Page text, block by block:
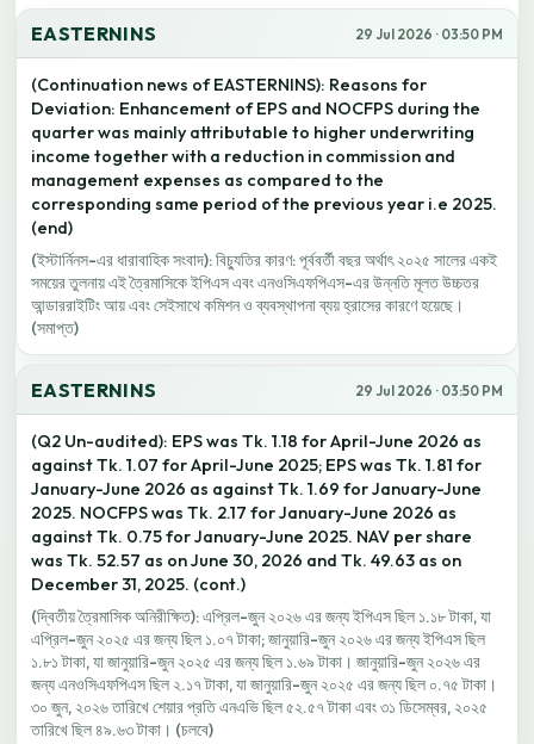
EASTERNINS 29 Jul 2026 · 03:50 PM
(Continuation news of EASTERNINS): Reasons for
Deviation: Enhancement of EPS and NOCFPS during the
quarter was mainly attributable to higher underwriting
income together with a reduction in commission and
management expenses as compared to the
corresponding same period of the previous year i.e 2025.
(end)
(ইস্টার্নিনস-এর ধারাবাহিক সংবাদ): বিচ্যুতির কারণ: পূর্ববর্তী বছর অর্থাৎ ২০২৫ সালের একই
সময়ের তুলনায় এই ত্রৈমাসিকে ইপিএস এবং এনওসিএফপিএস-এর উন্নতি মূলত উচ্চতর
আন্ডাররাইটিং আয় এবং সেইসাথে কমিশন ও ব্যবস্থাপনা ব্যয় হ্রাসের কারণে হয়েছে।
(সমাপ্ত)
EASTERNINS 29 Jul 2026 · 03:50 PM
(Q2 Un-audited): EPS was Tk. 1.18 for April-June 2026 as
against Tk. 1.07 for April-June 2025; EPS was Tk. 1.81 for
January-June 2026 as against Tk. 1.69 for January-June
2025. NOCFPS was Tk. 2.17 for January-June 2026 as
against Tk. 0.75 for January-June 2025. NAV per share
was Tk. 52.57 as on June 30, 2026 and Tk. 49.63 as on
December 31, 2025. (cont.)
(দ্বিতীয় ত্রৈমাসিক অনিরীক্ষিত): এপ্রিল-জুন ২০২৬ এর জন্য ইপিএস ছিল ১.১৮ টাকা, যা
এপ্রিল-জুন ২০২৫ এর জন্য ছিল ১.০৭ টাকা; জানুয়ারি-জুন ২০২৬ এর জন্য ইপিএস ছিল
১.৮১ টাকা, যা জানুয়ারি-জুন ২০২৫ এর জন্য ছিল ১.৬৯ টাকা। জানুয়ারি-জুন ২০২৬ এর
জন্য এনওসিএফপিএস ছিল ২.১৭ টাকা, যা জানুয়ারি-জুন ২০২৫ এর জন্য ছিল ০.৭৫ টাকা।
৩০ জুন, ২০২৬ তারিখে শেয়ার প্রতি এনএভি ছিল ৫২.৫৭ টাকা এবং ৩১ ডিসেম্বর, ২০২৫
তারিখে ছিল ৪৯.৬৩ টাকা। (চলবে)